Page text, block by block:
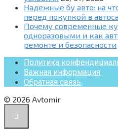
Надежные бу авто: на
перед покупкой в
Почему современные
одноразовыми и как
ремонте и безопасности
Политика
Важная информация
Обратная связь
© 2026 Avtomir